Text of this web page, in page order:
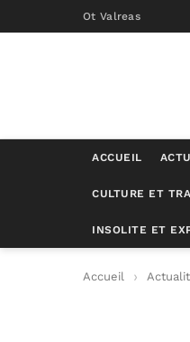
Ot Valreas
ACCUEIL
CULTURE ET
INSOLITE ET
Accueil